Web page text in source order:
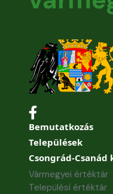
Bemutatkozás
Települések
Csongrád-Csanád
Vármegyei értéktár
Települési értéktár